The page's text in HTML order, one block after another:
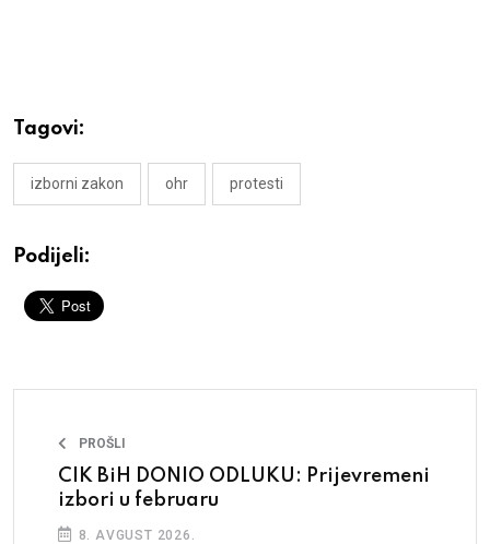
Tagovi:
izborni zakon ohr protesti
Podijeli:
PROŠLI
CIK BiH DONIO ODLUKU: Prijevremeni
izbori u februaru
8. AVGUST 2026.